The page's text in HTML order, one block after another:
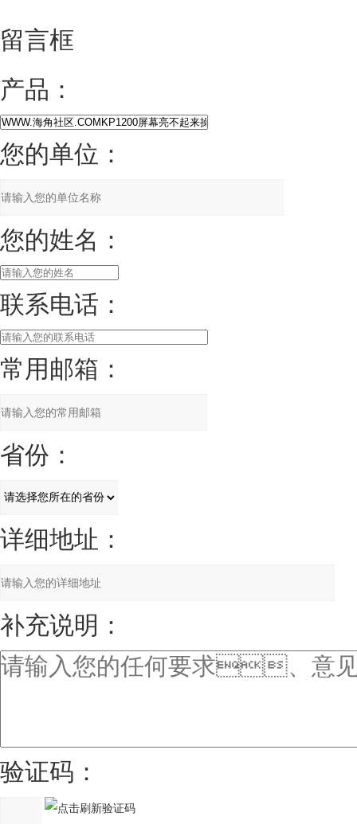
留言框
产品：
您的单位：
您的姓名：
联系电话：
常用邮箱：
省份：
详细地址：
补充说明：
验证码：